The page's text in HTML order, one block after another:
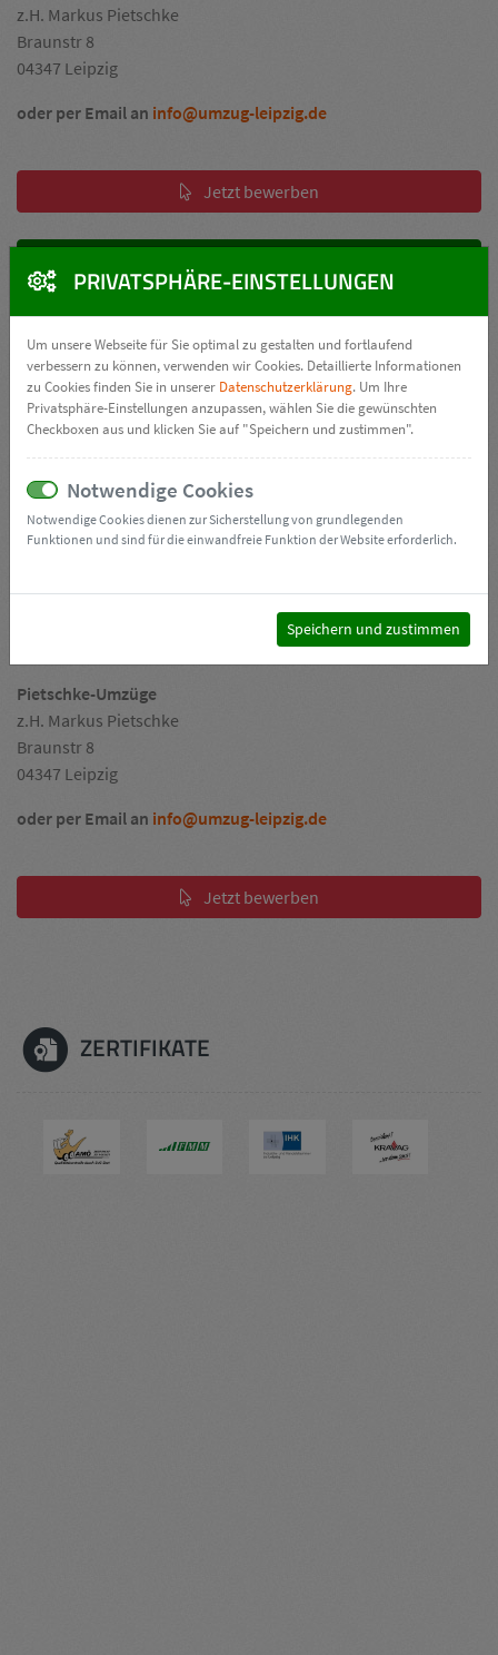
PRIVATSPHÄRE-EINSTELLUNGEN
Um unsere Webseite für Sie optimal zu gestalten und fortlaufend
verbessern zu können, verwenden wir Cookies. Detaillierte Informationen
zu Cookies finden Sie in unserer Datenschutzerklärung. Um Ihre
Privatsphäre-Einstellungen anzupassen, wählen Sie die gewünschten
Checkboxen aus und klicken Sie auf "Speichern und zustimmen".
Notwendige Cookies
Notwendige Cookies dienen zur Sicherstellung von grundlegenden
Funktionen und sind für die einwandfreie Funktion der Website erforderlich.
Speichern und zustimmen
z.H. Markus Pietschke
Braunstr 8
04347 Leipzig
oder per Email an info@umzug-leipzig.de
Jetzt bewerben
STELLENANGEBOT TEILEN
GEFÄLLT DIR UNSER ANGEBOT? WIR FREUEN
UNS AUF DICH!
Dann sei schnell und vereinbare am besten gleichHIER über
Du kannst dich aber auch schriftlich per Post oder Mail
Pietschke-Umzüge
z.H. Markus Pietschke
Braunstr 8
04347 Leipzig
oder per Email an info@umzug-leipzig.de
Jetzt bewerben
ZERTIFIKATE